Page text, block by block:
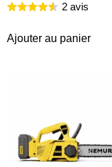
2 avis
Ajouter au panier